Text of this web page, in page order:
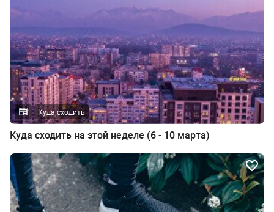
Куда сходить
Куда сходить на этой неделе (6 - 10 марта)